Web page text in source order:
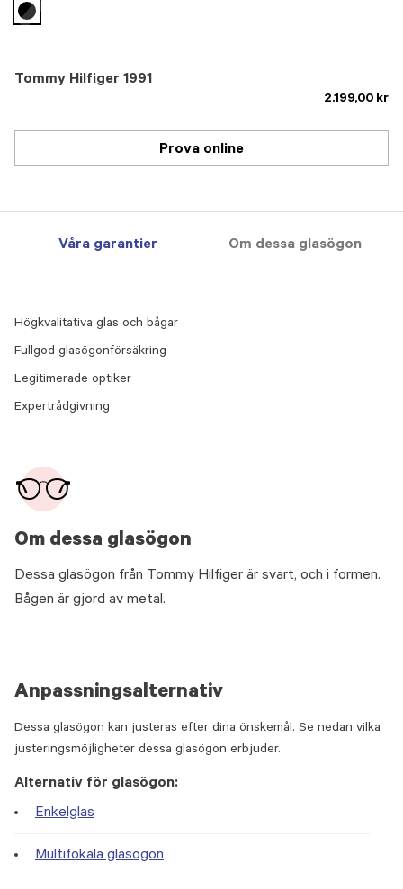
Tommy Hilfiger 1991
2.199,00 kr
selected
Prova online
Våra garantier Om dessa glasögon
Om dessa glasögon
Dessa glasögon från Tommy Hilfiger är svart, och i formen.
Bågen är gjord av metal.
Högkvalitativa glas och bågar
Fullgod glasögonförsäkring
Legitimerade optiker
Expertrådgivning
Anpassningsalternativ
Dessa glasögon kan justeras efter dina önskemål. Se nedan vilka
justeringsmöjligheter dessa glasögon erbjuder.
Alternativ för glasögon:
Enkelglas
Multifokala glasögon